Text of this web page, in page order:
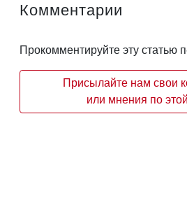
Комментарии
Прокомментируйте эту статью
Присылайте нам свои
или мнения по